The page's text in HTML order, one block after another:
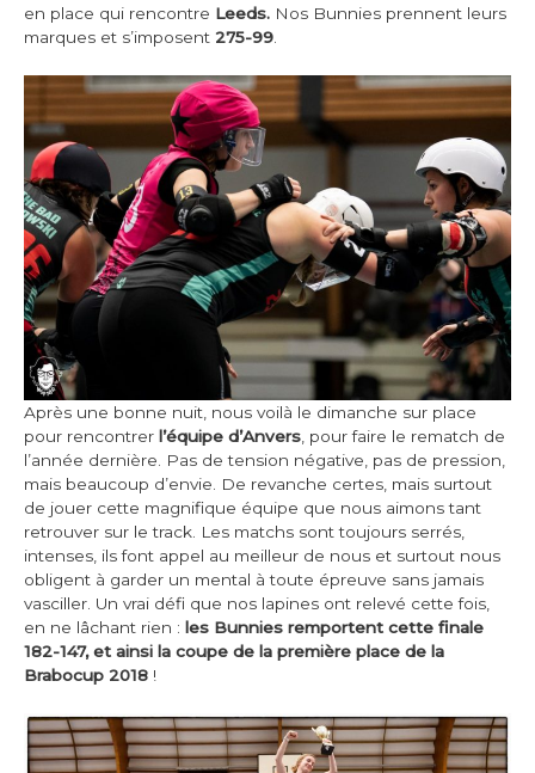
en place qui rencontre Leeds. Nos Bunnies prennent leurs
marques et s’imposent 275-99
Après une bonne nuit, nous voilà le dimanche sur place
pour rencontrer l’équipe d’Anvers , pour faire le rematch de
l’année dernière. Pas de tension négative, pas de pression,
mais beaucoup d’envie. De revanche certes, mais surtout
de jouer cette magnifique équipe que nous aimons tant
retrouver sur le track. Les matchs sont toujours serrés,
intenses, ils font appel au meilleur de nous et surtout nous
obligent à garder un mental à toute épreuve sans jamais
vasciller. Un vrai défi que nos lapines ont relevé cette fois,
en ne lâchant rien : les Bunnies remportent cette finale
182-147, et ainsi la coupe de la première place de la
Brabocup 2018 !